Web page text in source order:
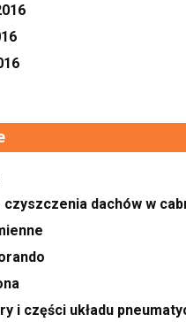
czyszczenia dachów w
i części układu